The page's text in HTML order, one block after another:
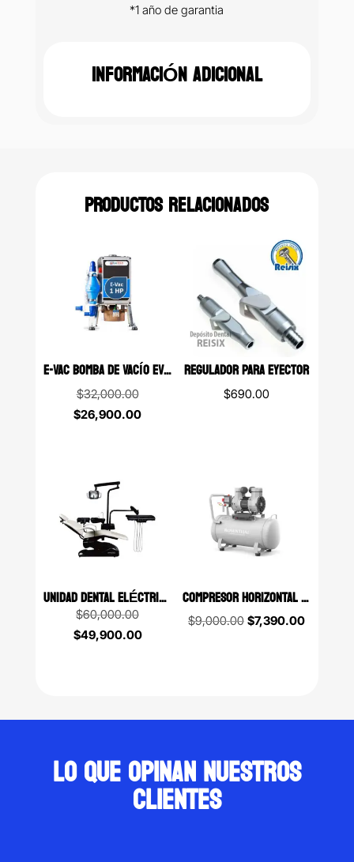
*1 año de garantia
INFORMACIÓN ADICIONAL
PRODUCTOS RELACIONADOS
E-VAC BOMBA DE VACÍO EVOTECH 1HP
$32,000.00Original
price
$26,900.00Current
REGULADOR PARA EYECTOR
$690.00
UNIDAD DENTAL ELÉCTRICA GALAXY ZD3
$60,000.00Original
price
$49,900.00Current
COMPRESOR HORIZONTAL LIBRE DE ACEITE 60 LITROS 2 HP ROSENTHAL
$9,000.00 Original
$7,390.00Current
Lo que opinan nuestros
clientes